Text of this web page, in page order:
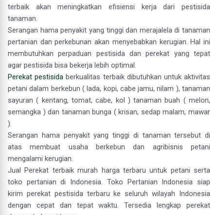
terbaik akan meningkatkan efisiensi kerja dari pestisida
tanaman.
Serangan hama penyakit yang tinggi dan merajalela di tanaman
pertanian dan perkebunan akan menyebabkan kerugian. Hal ini
membutuhkan perpaduan pestisida dan perekat yang tepat
agar pestisida bisa bekerja lebih optimal.
Perekat pestisida berkualitas terbaik dibutuhkan untuk aktivitas
petani dalam berkebun ( lada, kopi, cabe jamu, nilam ), tanaman
sayuran ( kentang, tomat, cabe, kol ) tanaman buah ( melon,
semangka ) dan tanaman bunga ( krisan, sedap malam, mawar
).
Serangan hama penyakit yang tinggi di tanaman tersebut di
atas membuat usaha berkebun dan agribisnis petani
mengalami kerugian.
Jual Perekat terbaik murah harga terbaru untuk petani serta
toko pertanian di Indonesia. Toko Pertanian Indonesia siap
kirim perekat pestisida terbaru ke seluruh wilayah Indonesia
dengan cepat dan tepat waktu. Tersedia lengkap perekat